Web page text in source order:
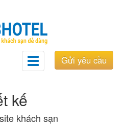
Gửi yêu cầu
Toggle
navigation
kế
khách sạn